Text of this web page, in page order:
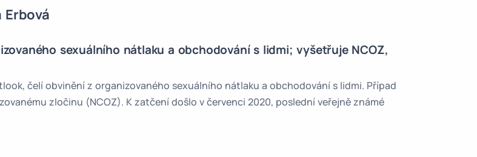
sexuálního nátlaku a obchodování s lidmi; vyšetřuje NCOZ,
čelí obvinění z organizovaného sexuálního nátlaku a obchodování s lidmi. Případ
zločinu (NCOZ). K zatčení došlo v červenci 2020, poslední veřejně známé